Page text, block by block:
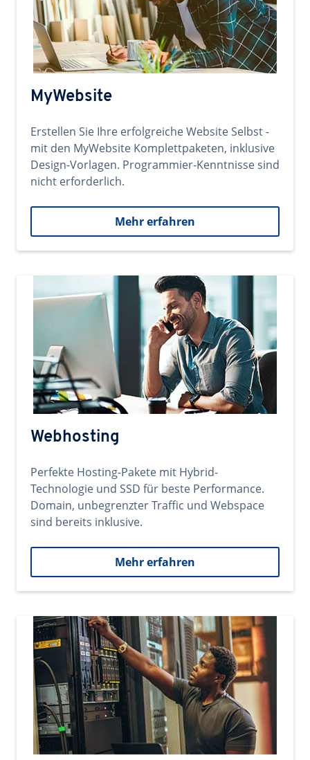
MyWebsite
Erstellen Sie Ihre erfolgreiche Website Selbst -
mit den MyWebsite Komplettpaketen, inklusive
Design-Vorlagen. Programmier-Kenntnisse sind
nicht erforderlich.
Mehr erfahren
Webhosting
Perfekte Hosting-Pakete mit Hybrid-
Technologie und SSD für beste Performance.
Domain, unbegrenzter Traffic und Webspace
sind bereits inklusive.
Mehr erfahren